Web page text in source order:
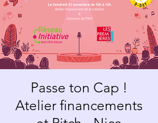
Passe ton Cap !
Atelier financements